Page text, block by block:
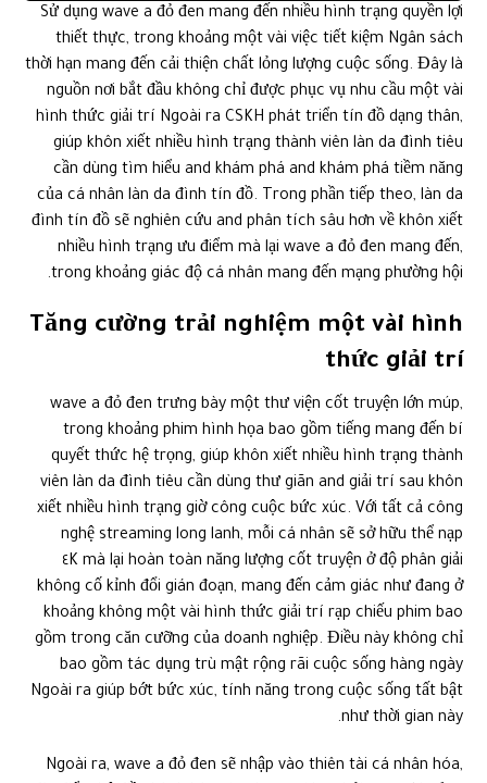
Sử dụng wave a đỏ đen mang đến nhiều hình trạng quyền lợi
thiết thực, trong khoảng một vài việc tiết kiệm Ngân sách
thời hạn mang đến cải thiện chất lỏng lượng cuộc sống. Đây là
nguồn nơi bắt đầu không chỉ được phục vụ nhu cầu một vài
hình thức giải trí Ngoài ra CSKH phát triển tín đồ dạng thân,
giúp khôn xiết nhiều hình trạng thành viên làn da đình tiêu
cần dùng tìm hiểu and khám phá and khám phá tiềm năng
của cá nhân làn da đình tín đồ. Trong phần tiếp theo, làn da
đình tín đồ sẽ nghiên cứu and phân tích sâu hơn về khôn xiết
nhiều hình trạng ưu điểm mà lại wave a đỏ đen mang đến,
trong khoảng giác độ cá nhân mang đến mạng phường hội.
Tăng cường trải nghiệm một vài hình
thức giải trí
wave a đỏ đen trưng bày một thư viện cốt truyện lớn múp,
trong khoảng phim hình họa bao gồm tiếng mang đến bí
quyết thức hệ trọng, giúp khôn xiết nhiều hình trạng thành
viên làn da đình tiêu cần dùng thư giãn and giải trí sau khôn
xiết nhiều hình trạng giờ công cuộc bức xúc. Với tất cả công
nghệ streaming long lanh, mỗi cá nhân sẽ sở hữu thể nạp
năng lượng cốt truyện ở độ phân giải ٤K mà lại hoàn toàn
không cố kỉnh đổi gián đoạn, mang đến cảm giác như đang ở
khoảng không một vài hình thức giải trí rạp chiếu phim bao
gồm trong căn cưỡng của doanh nghiệp. Điều này không chỉ
bao gồm tác dụng trù mật rộng rãi cuộc sống hàng ngày
Ngoài ra giúp bớt bức xúc, tính năng trong cuộc sống tất bật
như thời gian này.
Ngoài ra, wave a đỏ đen sẽ nhập vào thiên tài cá nhân hóa,